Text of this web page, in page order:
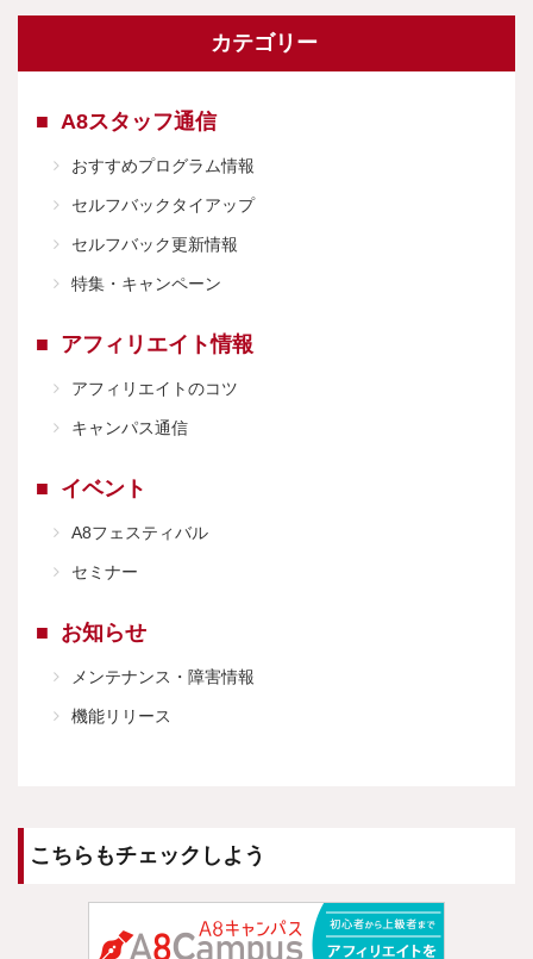
カテゴリー
A8スタッフ通信
おすすめプログラム情報
セルフバックタイアップ
セルフバック更新情報
特集・キャンペーン
アフィリエイト情報
アフィリエイトのコツ
キャンパス通信
イベント
A8フェスティバル
セミナー
お知らせ
メンテナンス・障害情報
機能リリース
こちらもチェックしよう